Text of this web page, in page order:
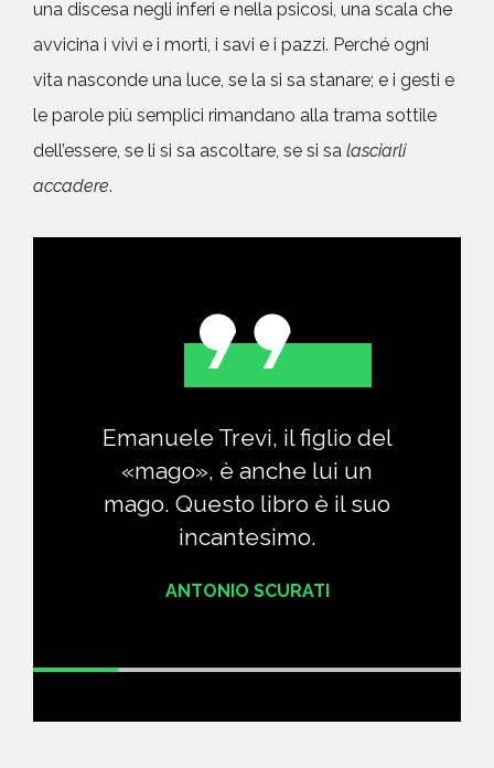
una discesa negli inferi e nella psicosi, una scala che
avvicina i vivi e i morti, i savi e i pazzi. Perché ogni
vita nasconde una luce, se la si sa stanare; e i gesti e
le parole più semplici rimandano alla trama sottile
dell’essere, se li si sa ascoltare, se si sa lasciarli
accadere.
Emanuele Trevi, il figlio del
«mago», è anche lui un
mago. Questo libro è il suo
incantesimo.
ANTONIO SCURATI